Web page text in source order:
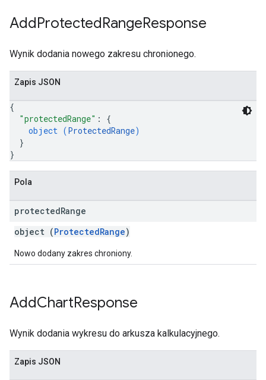
AddProtectedRangeResponse
Wynik dodania nowego zakresu chronionego.
Zapis JSON
{
"protectedRange" : {
object (ProtectedRange)
}
}
Pola
protectedRange
object (ProtectedRange)
Nowo dodany zakres chroniony.
AddChartResponse
Wynik dodania wykresu do arkusza kalkulacyjnego.
Zapis JSON